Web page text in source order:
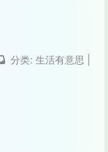
分类: 生活有意思